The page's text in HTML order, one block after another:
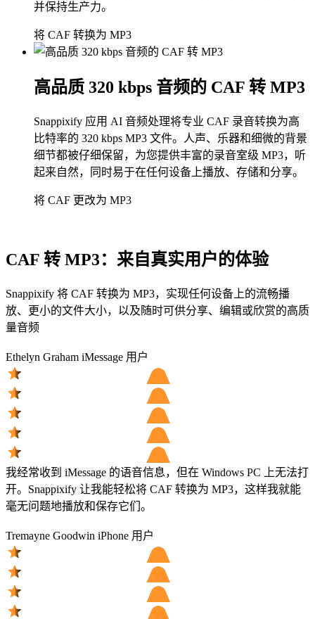
并保持生产力。
将 CAF 转换为 MP3
高品质 320 kbps 音频的 CAF 转 MP3
Snappixify 应用 AI 音频处理将专业 CAF 录音转换为高
比特率的 320 kbps MP3 文件。人声、乐器和细微的背景
细节都被仔细保留，为您提供丰富的录音室级 MP3，听
起来自然，同时易于在任何设备上播放、存储和分享。
将 CAF 更改为 MP3
CAF 转 MP3：来自真实用户的体验
Snappixify 将 CAF 转换为 MP3，实现任何设备上的流畅播
放、更小的文件大小，以及随时可供分享、编辑或欣赏的高质
量音频
Ethelyn Graham iMessage 用户
我经常收到 iMessage 的语音信息，但在 Windows PC 上无法打
开。Snappixify 让我能轻松将 CAF 转换为 MP3，这样我就能
毫无问题地播放和保存它们。
Tremayne Goodwin iPhone 用户